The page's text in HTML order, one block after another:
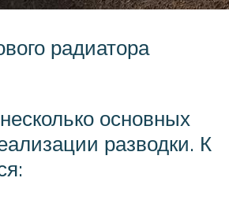
радиатора
основных
разводки. К